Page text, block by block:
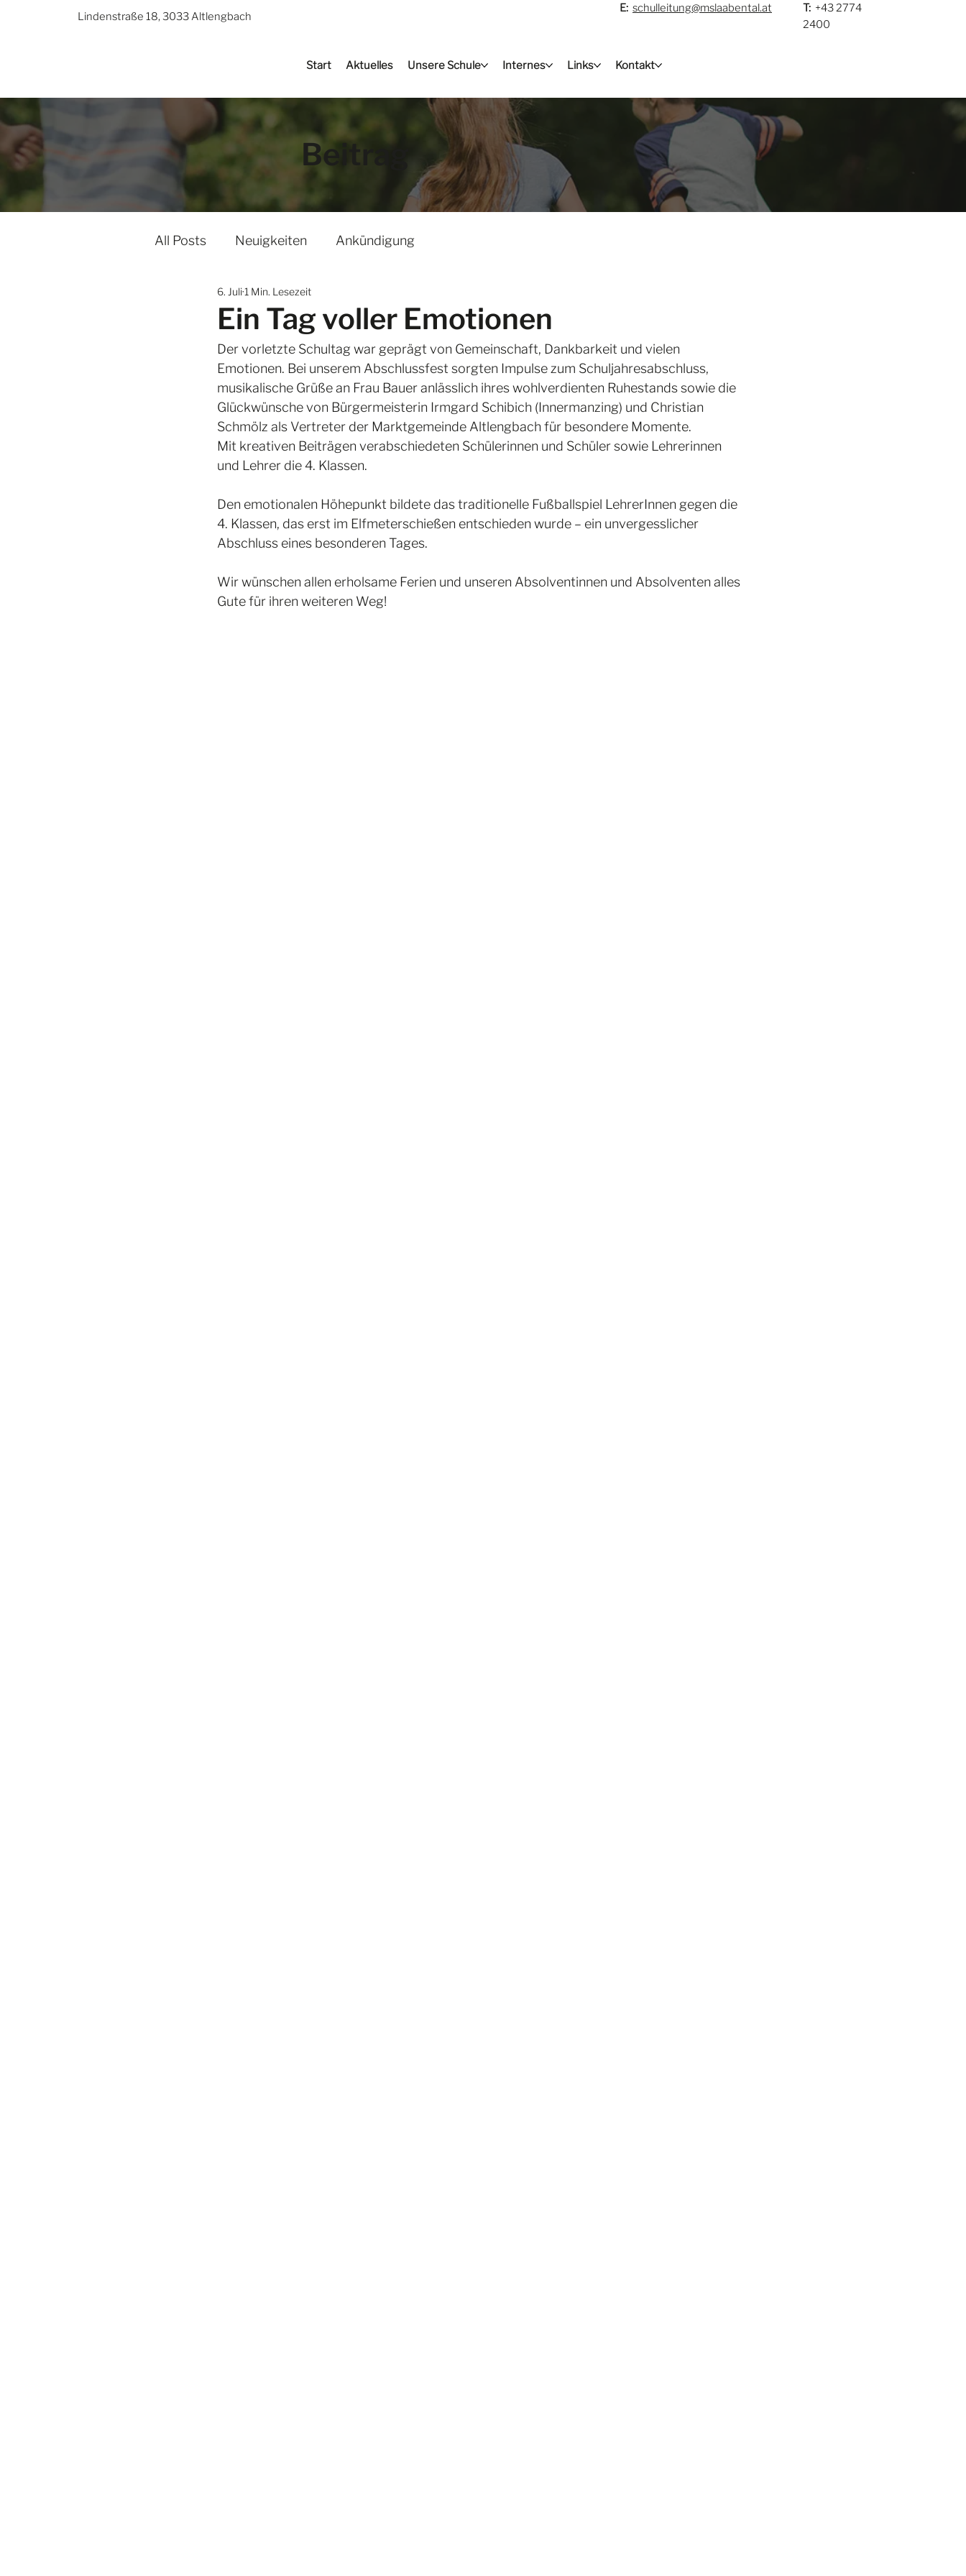
Lindenstraße 18, 3033 Altlengbach
E: schulleitung@mslaabental.at T:+43 2774
2400
Start Aktuelles Unsere Schule Internes Links Kontakt
Beitrag
All Posts Neuigkeiten Ankündigung
Ein Tag voller Emotionen
6. Juli1 Min. Lesezeit
Der vorletzte Schultag war geprägt von Gemeinschaft, Dankbarkeit und vielen
Emotionen. Bei unserem Abschlussfest sorgten Impulse zum Schuljahresabschluss,
musikalische Grüße an Frau Bauer anlässlich ihres wohlverdienten Ruhestands sowie die
Glückwünsche von Bürgermeisterin Irmgard Schibich (Innermanzing) und Christian
Schmölz als Vertreter der Marktgemeinde Altlengbach für besondere Momente.
Mit kreativen Beiträgen verabschiedeten Schülerinnen und Schüler sowie Lehrerinnen
und Lehrer die 4. Klassen.
Den emotionalen Höhepunkt bildete das traditionelle Fußballspiel LehrerInnen gegen die
4. Klassen, das erst im Elfmeterschießen entschieden wurde – ein unvergesslicher
Abschluss eines besonderen Tages.
Wir wünschen allen erholsame Ferien und unseren Absolventinnen und Absolventen alles
Gute für ihren weiteren Weg!